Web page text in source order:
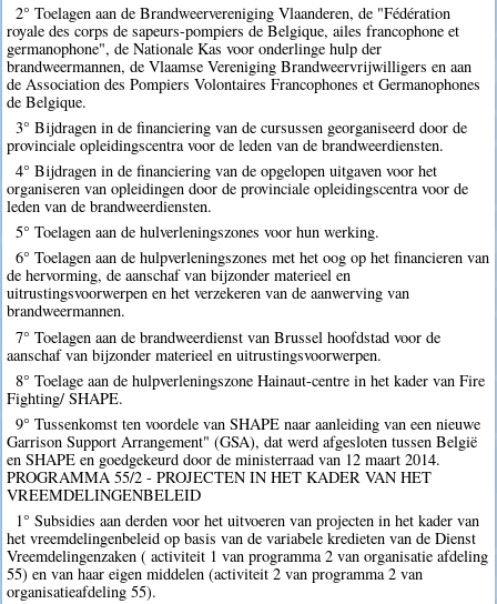
2° Toelagen aan de Brandweervereniging Vlaanderen, de "Fédération
royale des corps de sapeurs-pompiers de Belgique, ailes francophone et
germanophone", de Nationale Kas voor onderlinge hulp der
brandweermannen, de Vlaamse Vereniging Brandweervrijwilligers en aan
de Association des Pompiers Volontaires Francophones et Germanophones
de Belgique.
3° Bijdragen in de financiering van de cursussen georganiseerd door de
provinciale opleidingscentra voor de leden van de brandweerdiensten.
4° Bijdragen in de financiering van de opgelopen uitgaven voor het
organiseren van opleidingen door de provinciale opleidingscentra voor de
leden van de brandweerdiensten.
5° Toelagen aan de hulverleningszones voor hun werking.
6° Toelagen aan de hulpverleningszones met het oog op het financieren van
de hervorming, de aanschaf van bijzonder materieel en
uitrustingsvoorwerpen en het verzekeren van de aanwerving van
brandweermannen.
7° Toelagen aan de brandweerdienst van Brussel hoofdstad voor de
aanschaf van bijzonder materieel en uitrustingsvoorwerpen.
8° Toelage aan de hulpverleningszone Hainaut-centre in het kader van Fire
Fighting/ SHAPE.
9° Tussenkomst ten voordele van SHAPE naar aanleiding van een nieuwe
Garrison Support Arrangement" (GSA), dat werd afgesloten tussen België
en SHAPE en goedgekeurd door de ministerraad van 12 maart 2014.
PROGRAMMA 55/2 - PROJECTEN IN HET KADER VAN HET
VREEMDELINGENBELEID
1° Subsidies aan derden voor het uitvoeren van projecten in het kader van
het vreemdelingenbeleid op basis van de variabele kredieten van de Dienst
Vreemdelingenzaken ( activiteit 1 van programma 2 van organisatie afdeling
55) en van haar eigen middelen (activiteit 2 van programma 2 van
organisatieafdeling 55).